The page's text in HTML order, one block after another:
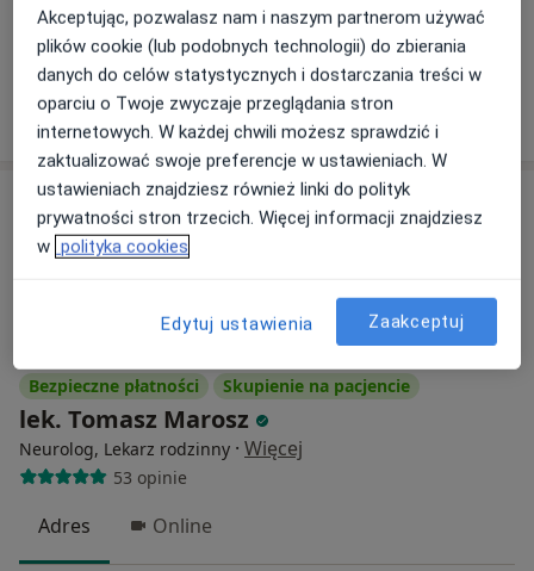
Konsultacja neurologiczna
320 zł
Poproś o wizytę
Bezpieczne płatności Skupienie na pacjencie
lek. Tomasz Marosz
Neurolog, Lekarz rodzinny · Więcej
53 opinie
Adres Online
Akceptując, pozwalasz nam i naszym partnerom używać
plików cookie (lub podobnych technologii) do zbierania
danych do celów statystycznych i dostarczania treści w
oparciu o Twoje zwyczaje przeglądania stron
internetowych. W każdej chwili możesz sprawdzić i
zaktualizować swoje preferencje w ustawieniach. W
ustawieniach znajdziesz również linki do polityk
prywatności stron trzecich. Więcej informacji znajdziesz
w polityka cookies
Edytuj ustawienia Zaakceptuj